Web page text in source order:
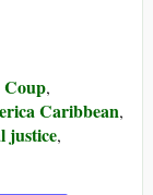
Coup,
Caribbean,
justice,